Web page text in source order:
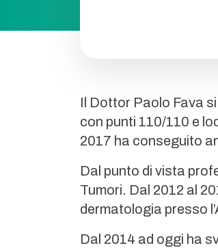
Il Dottor Paolo Fava
con punti 110/110 e
2017 ha conseguito
Dal punto di vista
Tumori. Dal 2012 al
dermatologia presso
Dal 2014 ad oggi ha